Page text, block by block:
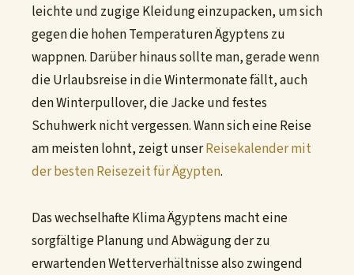
leichte und zugige Kleidung einzupacken, um sich
gegen die hohen Temperaturen Ägyptens zu
wappnen. Darüber hinaus sollte man, gerade wenn
die Urlaubsreise in die Wintermonate fällt, auch
den Winterpullover, die Jacke und festes
Schuhwerk nicht vergessen. Wann sich eine Reise
am meisten lohnt, zeigt unserReisekalender mit
der besten Reisezeit für Ägypten.
Das wechselhafte Klima Ägyptens macht eine
sorgfältige Planung und Abwägung der zu
erwartenden Wetterverhältnisse also zwingend